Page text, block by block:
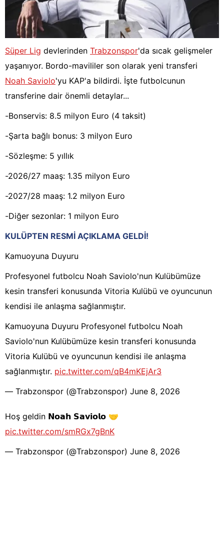
Süper Lig devlerinden Trabzonspor'da sıcak gelişmeler
yaşanıyor. Bordo-mavililer son olarak yeni transferi
Noah Saviolo'yu KAP'a bildirdi. İşte futbolcunun
transferine dair önemli detaylar...
-Bonservis: 8.5 milyon Euro (4 taksit)
-Şarta bağlı bonus: 3 milyon Euro
-Sözleşme: 5 yıllık
-2026/27 maaş: 1.35 milyon Euro
-2027/28 maaş: 1.2 milyon Euro
-Diğer sezonlar: 1 milyon Euro
KULÜPTEN RESMİ AÇIKLAMA GELDİ!
Kamuoyuna Duyuru
Profesyonel futbolcu Noah Saviolo'nun Kulübümüze
kesin transferi konusunda Vitoria Kulübü ve oyuncunun
kendisi ile anlaşma sağlanmıştır.
Kamuoyuna Duyuru Profesyonel futbolcu Noah
Saviolo'nun Kulübümüze kesin transferi konusunda
Vitoria Kulübü ve oyuncunun kendisi ile anlaşma
sağlanmıştır. pic.twitter.com/qB4mKEjAr3
— Trabzonspor (@Trabzonspor) June 8, 2026
Hoş geldin 𝗡𝗼𝗮𝗵 𝗦𝗮𝘃𝗶𝗼𝗹𝗼 🤝
pic.twitter.com/smRGx7gBnK
— Trabzonspor (@Trabzonspor) June 8, 2026